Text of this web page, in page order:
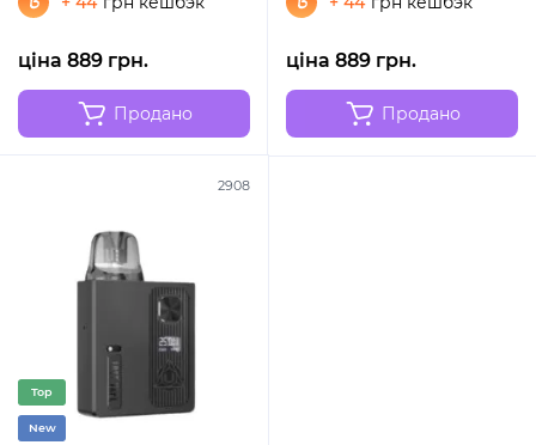
ціна 889 грн.
Продано
ціна 889 грн.
Продано
2908
Top
New